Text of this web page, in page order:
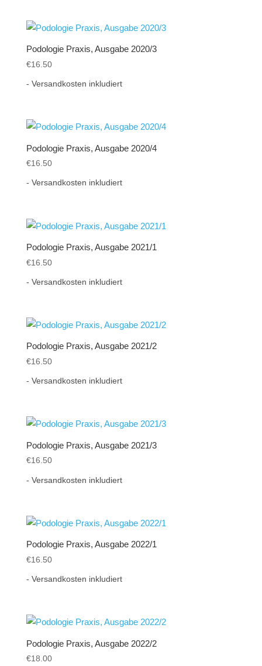
Podologie Praxis, Ausgabe 2020/3
€16.50
- Versandkosten inkludiert
Podologie Praxis, Ausgabe 2020/4
€16.50
- Versandkosten inkludiert
Podologie Praxis, Ausgabe 2021/1
€16.50
- Versandkosten inkludiert
Podologie Praxis, Ausgabe 2021/2
€16.50
- Versandkosten inkludiert
Podologie Praxis, Ausgabe 2021/3
€16.50
- Versandkosten inkludiert
Podologie Praxis, Ausgabe 2022/1
€16.50
- Versandkosten inkludiert
Podologie Praxis, Ausgabe 2022/2
€18.00